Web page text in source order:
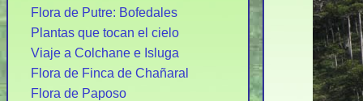
Flora de Putre: Bofedales
Plantas que tocan el cielo
Viaje a Colchane e Isluga
Flora de Finca de Chañaral
Flora de Paposo